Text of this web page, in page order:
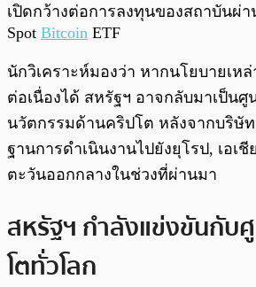
เปิดกว้างต่อการลงทุนของสถาบันผ่
Spot Bitcoin ETF
นักวิเคราะห์มองว่า หากนโยบายเห
ต่อเนื่องได้ สหรัฐฯ อาจกลับมาเป็นศู
นวัตกรรมด้านคริปโต หลังจากบริษั
ฐานการดำเนินงานไปยังยุโรป, เอเชี
ตะวันออกกลางในช่วงที่ผ่านมา
สหรัฐฯ กำลังแข่งขันกับ
โตทั่วโลก